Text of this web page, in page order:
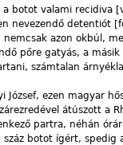
botot valami recidiva
nevezendő detentiót
azon okbúl,
pőre gatyás, a
számtalan
József, ezen magyar
átúszott a
partra, néhán
száz botot ígért,